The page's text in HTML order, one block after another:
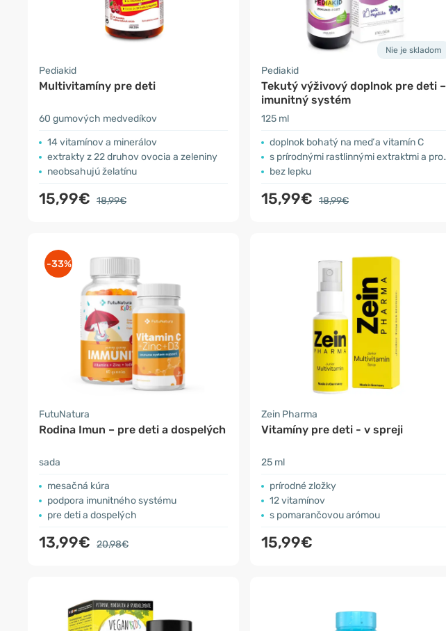
Pediakid
Multivitamíny pre deti
60 gumových medvedíkov
14 vitamínov a minerálov
extrakty z 22 druhov ovocia a zeleniny
neobsahujú želatínu
15,99€ 18,99€
Nie je skladom
Pediakid
Tekutý výživový doplnok pre deti –
imunitný systém
125 ml
doplnok bohatý na meď a vitamín C
s prírodnými rastlinnými extraktmi a propolisom
bez lepku
15,99€ 18,99€
-33%
FutuNatura
Rodina Imun – pre deti a dospelých
sada
mesačná kúra
podpora imunitného systému
pre deti a dospelých
13,99€ 20,98€
Zein Pharma
Vitamíny pre deti - v spreji
25 ml
prírodné zložky
12 vitamínov
s pomarančovou arómou
15,99€